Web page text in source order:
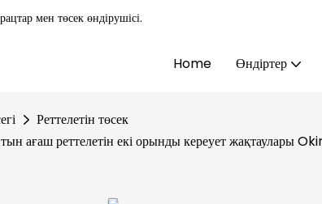
мен төсек өндірушісі.
Home Өндіртер
Реттелетін төсек
ағаш реттелетін екі орынды кереует жақтаулары